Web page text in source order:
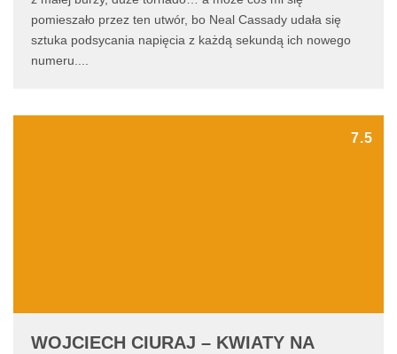
pomieszało przez ten utwór, bo Neal Cassady udała się
sztuka podsycania napięcia z każdą sekundą ich nowego
numeru.
7.5
WOJCIECH CIURAJ – KWIATY NA